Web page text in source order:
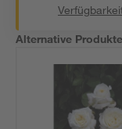
Alternative Produkte